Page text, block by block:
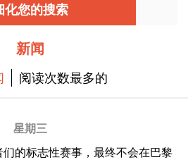
化您的搜索
新闻
阅读次数最多的
星期三
的标志性赛事，最终不会在巴黎